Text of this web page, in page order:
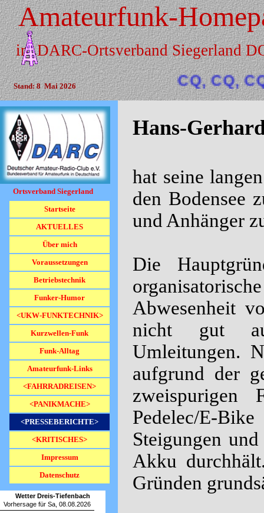
Direkt zum Seiteninhalt
Amateurfunk-
im DARC-Ortsverband Siegerland
CQ, CQ, CQ
Stand: 8  Mai 2026
Ortsverband Siegerland
Menü überspringen
Startseite
AKTUELLES
Über mich
Voraussetzungen
Betriebstechnik
Funker-Humor
<UKW-FUNKTECHNIK>
▼
Kurzwellen-Funk
Funk-Alltag
Amateurfunk-Links
<FAHRRADREISEN>
▼
<PANIKMACHE>
▼
<PRESSEBERICHTE>
▼
<KRITISCHES>
▼
Impressum
Datenschutz
Wetter Dreis-Tiefenbach
Vorhersage für Sa, 08.08.2026
Hans-
hat seine
den Bodensee
und Anhänger
Die
Abwesenheit
nicht gut
Umleitungen.
aufgrund der
zweispurigen
Pedelec/E-
Steigungen
Akku
Gründen